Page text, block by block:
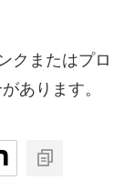
クまたはプロ
あります。